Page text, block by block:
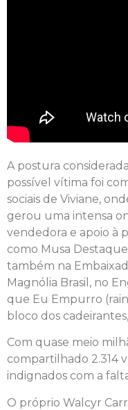
A postura
possível vítima foi
sociais de Viviane,
gerou uma intensa
vendedora e apoio à
como Musa
também na
Magnólia Brasil, no
que Eu Empurro
bloco dos
Com quase meio
compartilhado 2.314
indignados com a
O próprio Walcyr